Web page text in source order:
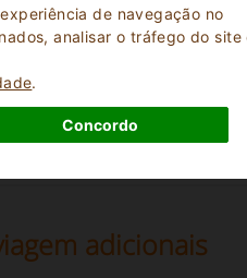
de navegação no
analisar o tráfego do site
.
Concordo
6 Lugares para dormir
adicionais